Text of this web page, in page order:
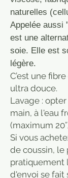
naturelles
Appelée aussi
est une
soie. Elle est
légère.
C’est une
ultra douce.
Lavage :
main, à l'eau
(maximum
Si vous
de coussin, le
pratiquement
d'envoi se fait